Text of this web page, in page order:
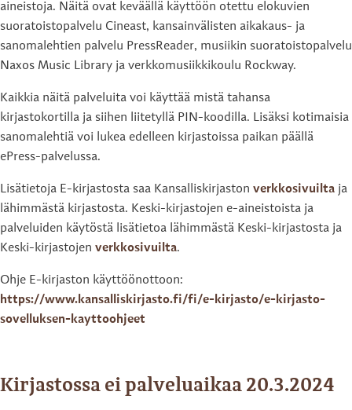
aineistoja. Näitä ovat keväällä käyttöön otettu elokuvien
suoratoistopalvelu Cineast, kansainvälisten aikakaus- ja
sanomalehtien palvelu PressReader, musiikin suoratoistopalvelu
Naxos Music Library ja verkkomusiikkikoulu Rockway.
Kaikkia näitä palveluita voi käyttää mistä tahansa
kirjastokortilla ja siihen liitetyllä PIN-koodilla. Lisäksi kotimaisia
sanomalehtiä voi lukea edelleen kirjastoissa paikan päällä
ePress-palvelussa.
Lisätietoja E-kirjastosta saa Kansalliskirjaston verkkosivuilta ja
lähimmästä kirjastosta. Keski-kirjastojen e-aineistoista ja
palveluiden käytöstä lisätietoa lähimmästä Keski-kirjastosta ja
Keski-kirjastojen verkkosivuilta.
Ohje E-kirjaston käyttöönottoon:
https://www.kansalliskirjasto.fi/fi/e-kirjasto/e-kirjasto-
sovelluksen-kayttoohjeet
Kirjastossa ei palveluaikaa 20.3.2024